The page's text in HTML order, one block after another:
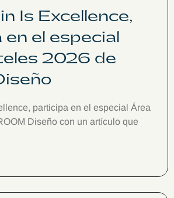
Is Excellence,
el especial
2026 de
participa en el especial Área
Diseño con un artículo que